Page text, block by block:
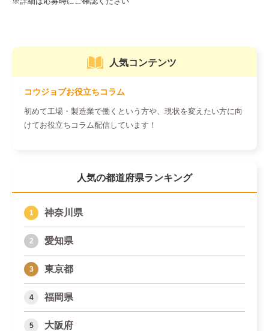
人気コンテンツ
コウジョブお役立ちコラム
初めて工場・製造業で働くという方や、現状を変えたい方に向
けてお役立ちコラム配信しています！
人気の都道府県ランキング
神奈川県
愛知県
東京都
福岡県
大阪府